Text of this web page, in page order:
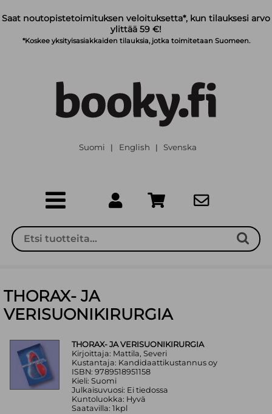
Saat noutopistetoimituksen veloituksetta*, kun tilauksesi arvo
ylittää 59 €!
*Koskee yksityisasiakkaiden tilauksia, jotka toimitetaan Suomeen.
Suomi | English | Svenska
THORAX- JA
VERISUONIKIRURGIA
THORAX- JA VERISUONIKIRURGIA
Kirjoittaja: Mattila, Severi
Kustantaja: Kandidaattikustannus oy
ISBN: 9789518951158
Kieli: Suomi
Julkaisuvuosi: Ei tiedossa
Kuntoluokka: Hyvä
Saatavilla: 1kpl